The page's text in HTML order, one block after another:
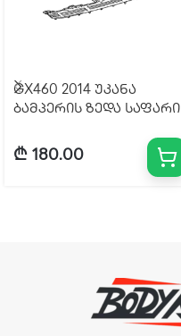
GX460 2014 უკანა
ბამპერის ზედა საფარი
₾ 180.00